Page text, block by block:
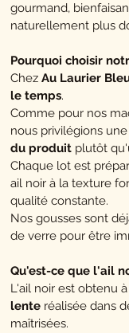
gourmand,
naturellement plus
Pourquoi choisir
ChezAu Laurier
le temps.
Comme pour nos
nous privilégions
du produit plutôt
Chaque lot est
ail noir à la texture
qualité constante.
Nos gousses sont
de verre pour être
Qu'est-ce que l'ail
L'ail noir est obtenu
lente réalisée dans
maîtrisées.